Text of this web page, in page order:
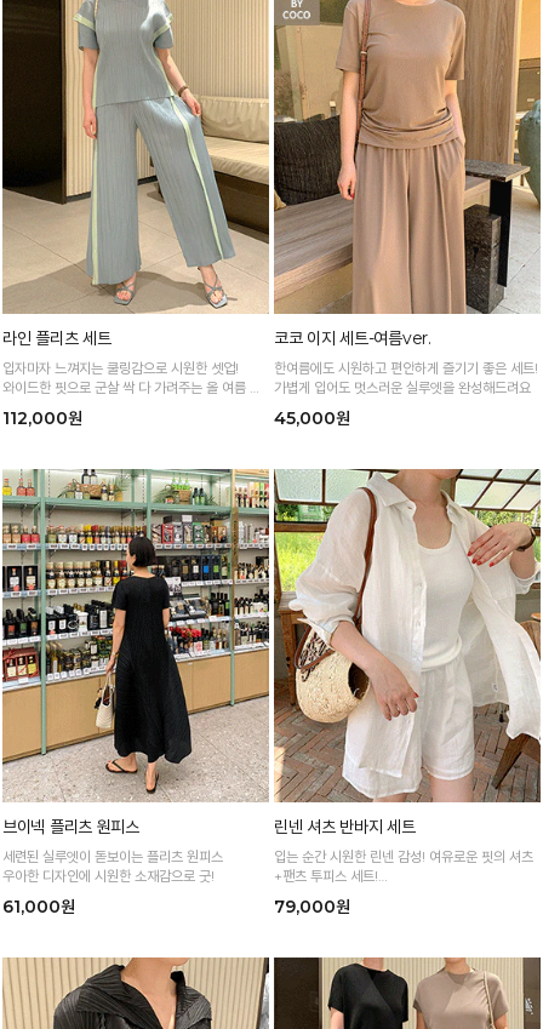
라인 플리츠 세트
입자마자 느껴지는 쿨링감으로 시원한 셋업!
와이드한 핏으로 군살 싹 다 가려주는 올 여름 교
112,000원
코코 이지 세트-여름ver.
한여름에도 시원하고 편안하게 즐기기 좋은 세트!
가볍게 입어도 멋스러운 실루엣을 완성해드려요
45,000원
브이넥 플리츠 원피스
세련된 실루엣이 돋보이는 플리츠 원피스
우아한 디자인에 시원한 소재감으로 굿!
61,000원
린넨 셔츠 반바지 세트
입는 순간 시원한 린넨 감성! 여유로운 핏의 셔츠
+팬츠 투피스 세트!
따로 또 같이 활용 가능! 여름 내내 즐기는 데일리
린넨 셋업!
79,000원